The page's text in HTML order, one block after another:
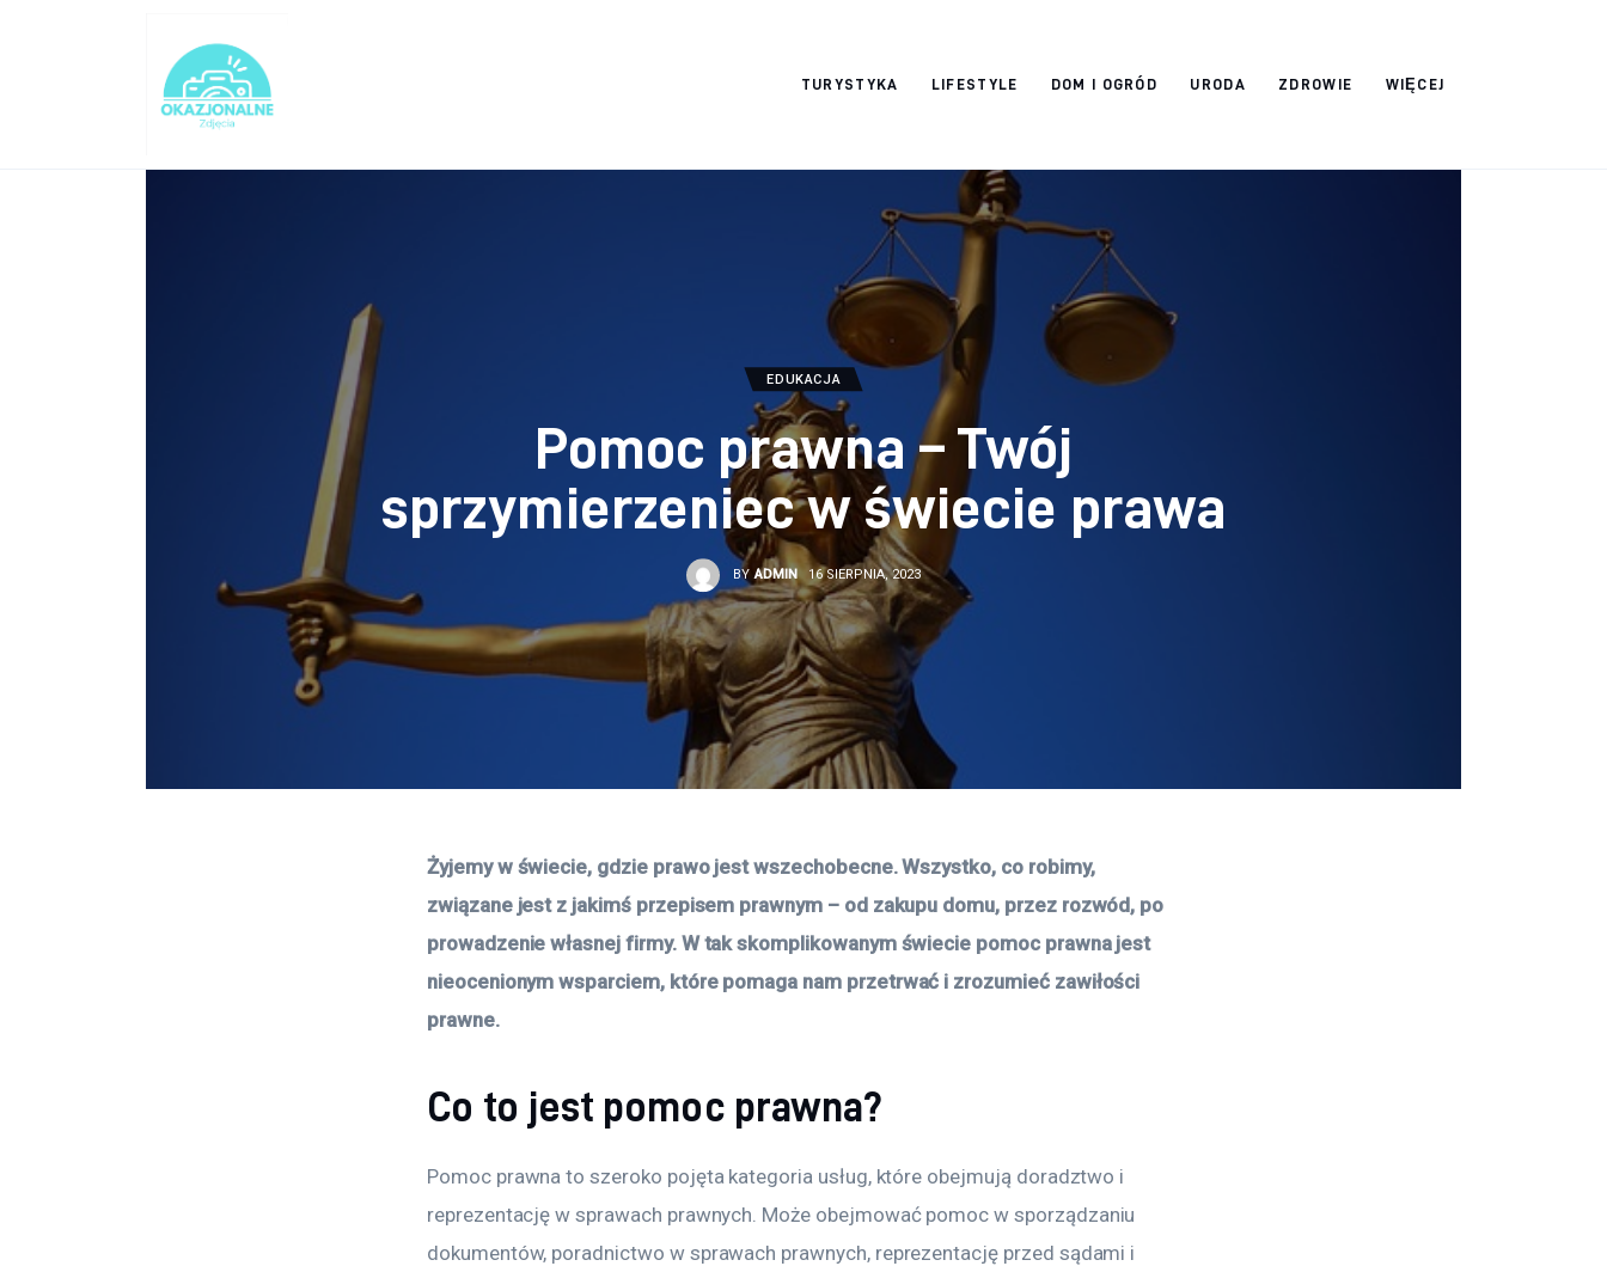
TURYSTYKA LIFESTYLE DOM I OGRÓD URODA ZDROWIE WIĘCEJ
okazjonalne-
EDUKACJA
Pomoc prawna – Twój
sprzymierzeniec w świecie prawa
BY ADMIN 16 SIERPNIA, 2023
Żyjemy w świecie, gdzie prawo jest wszechobecne. Wszystko, co robimy,
związane jest z jakimś przepisem prawnym – od zakupu domu, przez rozwód, po
prowadzenie własnej firmy. W tak skomplikowanym świecie pomoc prawna jest
nieocenionym wsparciem, które pomaga nam przetrwać i zrozumieć zawiłości
prawne.
Co to jest pomoc prawna?
Pomoc prawna to szeroko pojęta kategoria usług, które obejmują doradztwo i
reprezentację w sprawach prawnych. Może obejmować pomoc w sporządzaniu
dokumentów, poradnictwo w sprawach prawnych, reprezentację przed sądami i